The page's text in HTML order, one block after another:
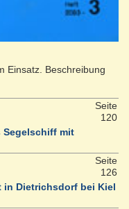
Einsatz. Beschreibung
Seite
120
Segelschiff mit
Seite
126
in Dietrichsdorf bei Kiel